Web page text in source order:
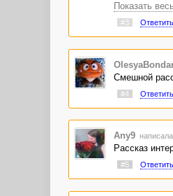
«был
«от
«Во всём
игрушкой).
Это хочется
«обрушатся
«влепит
«бить
«летал на
Многие
А такие
«над сразу
«Мчавшийся
Показать
#3 Ответить
Смешной
#4 Ответить
Any9
Рассказ
#5 Ответить